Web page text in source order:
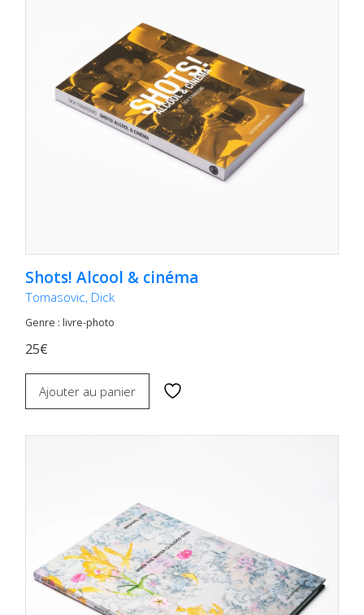
Shots! Alcool & cinéma
Tomasovic, Dick
Genre : livre-photo
25€
Ajouter au panier